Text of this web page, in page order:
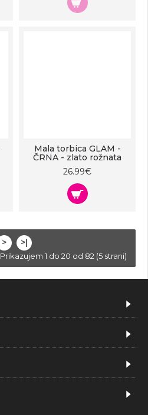
Mala torbica GLAM -
ČRNA - zlato rožnata
26.99€
> >|
Prikazujem 1 do 20 od 82 (5 strani)